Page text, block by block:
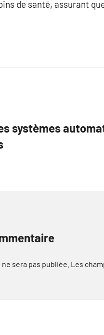
de santé, assurant
systèmes
sera pas publiée. Les